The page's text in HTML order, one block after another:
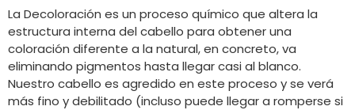
La Decoloración es un proceso químico que altera la
estructura interna del cabello para obtener una
coloración diferente a la natural, en concreto, va
eliminando pigmentos hasta llegar casi al blanco.
Nuestro cabello es agredido en este proceso y se verá
más fino y debilitado (incluso puede llegar a romperse si